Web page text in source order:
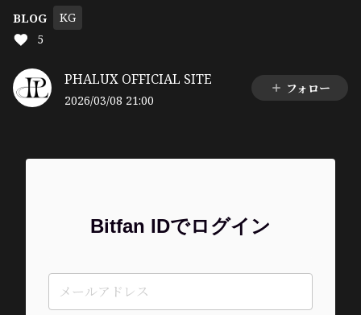
BLOG
KG
5
PHALUX OFFICIAL SITE
2026/03/08 21:00
フォロー
Bitfan IDでログイン